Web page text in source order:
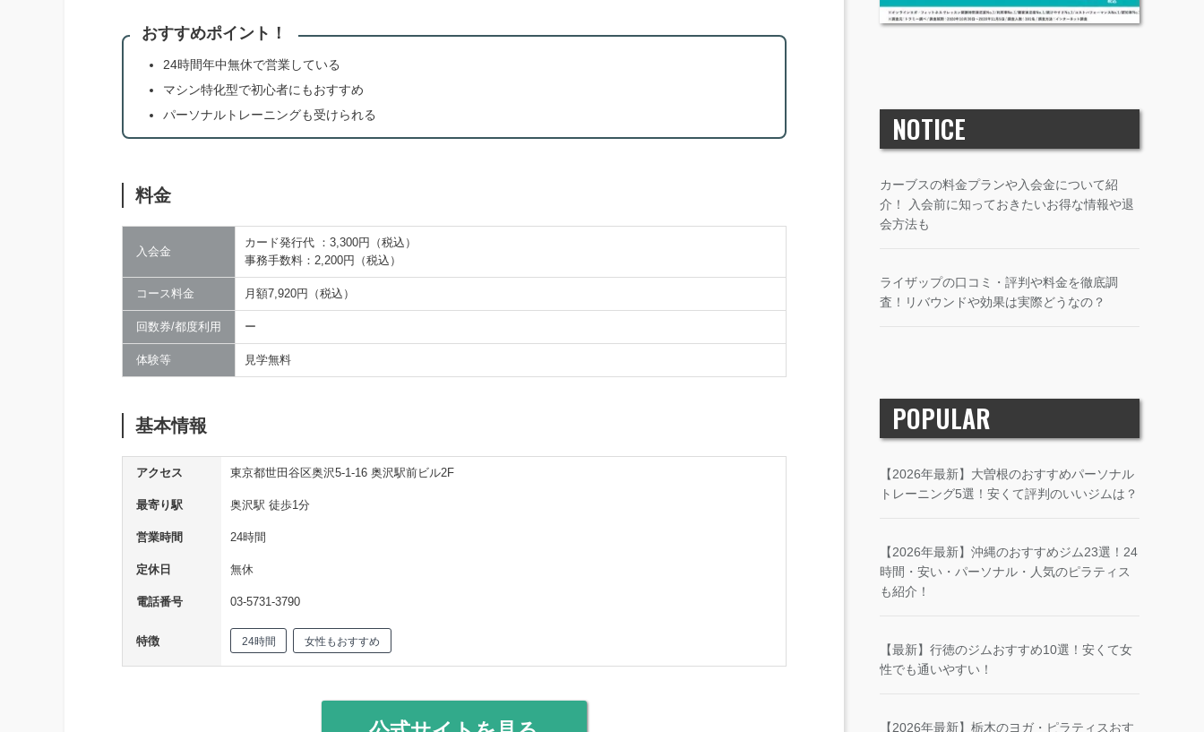
おすすめポイント！
24時間年中無休で営業している
マシン特化型で初心者にもおすすめ
パーソナルトレーニングも受けられる
料金
入会金
カード発行代 ：3,300円（税込）
事務手数料：2,200円（税込）
コース料金 月額7,920円（税込）
回数券/都度利用 ー
体験等 見学無料
基本情報
アクセス 東京都世田谷区奥沢5-1-16 奥沢駅前ビル2F
最寄り駅 奥沢駅 徒歩1分
営業時間 24時間
定休日 無休
電話番号 03-5731-3790
特徴 24時間 女性もおすすめ
NOTICE
カーブスの料金プランや入会金について紹
介！ 入会前に知っておきたいお得な情報や退
会方法も
ライザップの口コミ・評判や料金を徹底調
査！リバウンドや効果は実際どうなの？
POPULAR
【2026年最新】大曽根のおすすめパーソナル
トレーニング5選！安くて評判のいいジムは？
【2026年最新】沖縄のおすすめジム23選！24
時間・安い・パーソナル・人気のピラティス
も紹介！
【最新】行徳のジムおすすめ10選！安くて女
性でも通いやすい！
【2026年最新】栃木のヨガ・ピラティスおす